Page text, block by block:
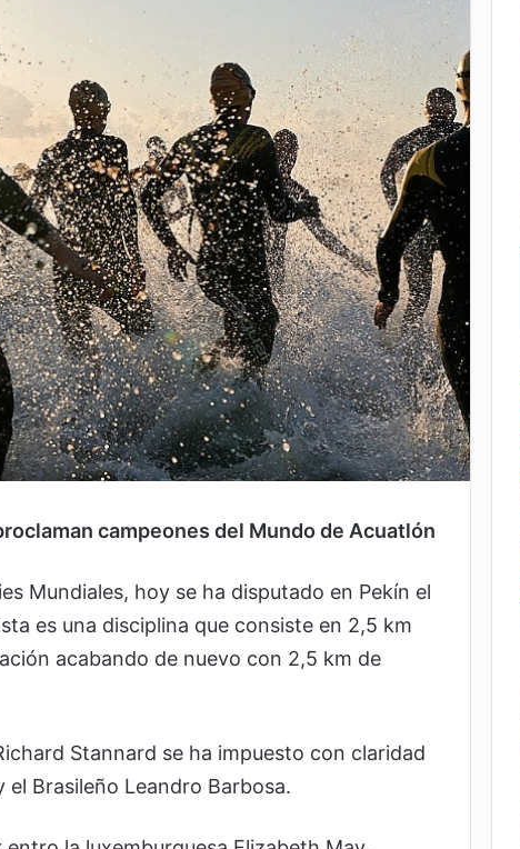
campeones del Mundo de Acuatlón
Mundiales, hoy se ha disputado en Pekín el
es una disciplina que consiste en 2,5 km
acabando de nuevo con 2,5 km de
Stannard se ha impuesto con claridad
Brasileño Leandro Barbosa.